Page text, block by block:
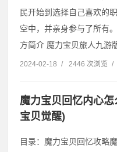
民开始到选择自己喜欢的
空中，并亲身参与了所有
方简介 魔力宝贝旅人九游
2024-02-18 / 2446 次浏览 /
魔力宝贝回忆内心
宝贝觉醒)
目录：魔力宝贝回忆攻略